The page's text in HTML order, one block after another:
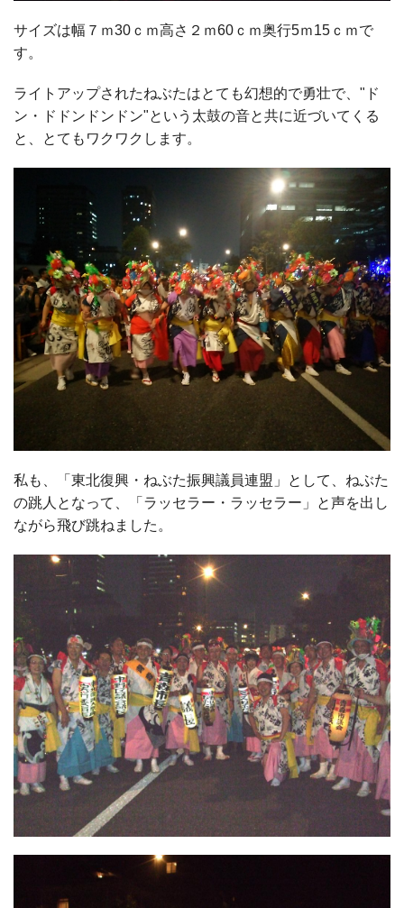
サイズは幅７ｍ30ｃｍ高さ２ｍ60ｃｍ奥行5ｍ15ｃｍで
す。
ライトアップされたねぶたはとても幻想的で勇壮で、"ド
ン・ドドンドンドン"という太鼓の音と共に近づいてくる
と、とてもワクワクします。
私も、「東北復興・ねぶた振興議員連盟」として、ねぶた
の跳人となって、「ラッセラー・ラッセラー」と声を出し
ながら飛び跳ねました。